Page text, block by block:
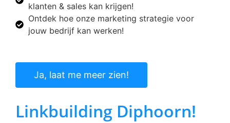
klanten & sales kan krijgen!
Ontdek hoe onze marketing strategie voor
jouw bedrijf kan werken!
Ja, laat me meer zien!
Linkbuilding Diphoorn!